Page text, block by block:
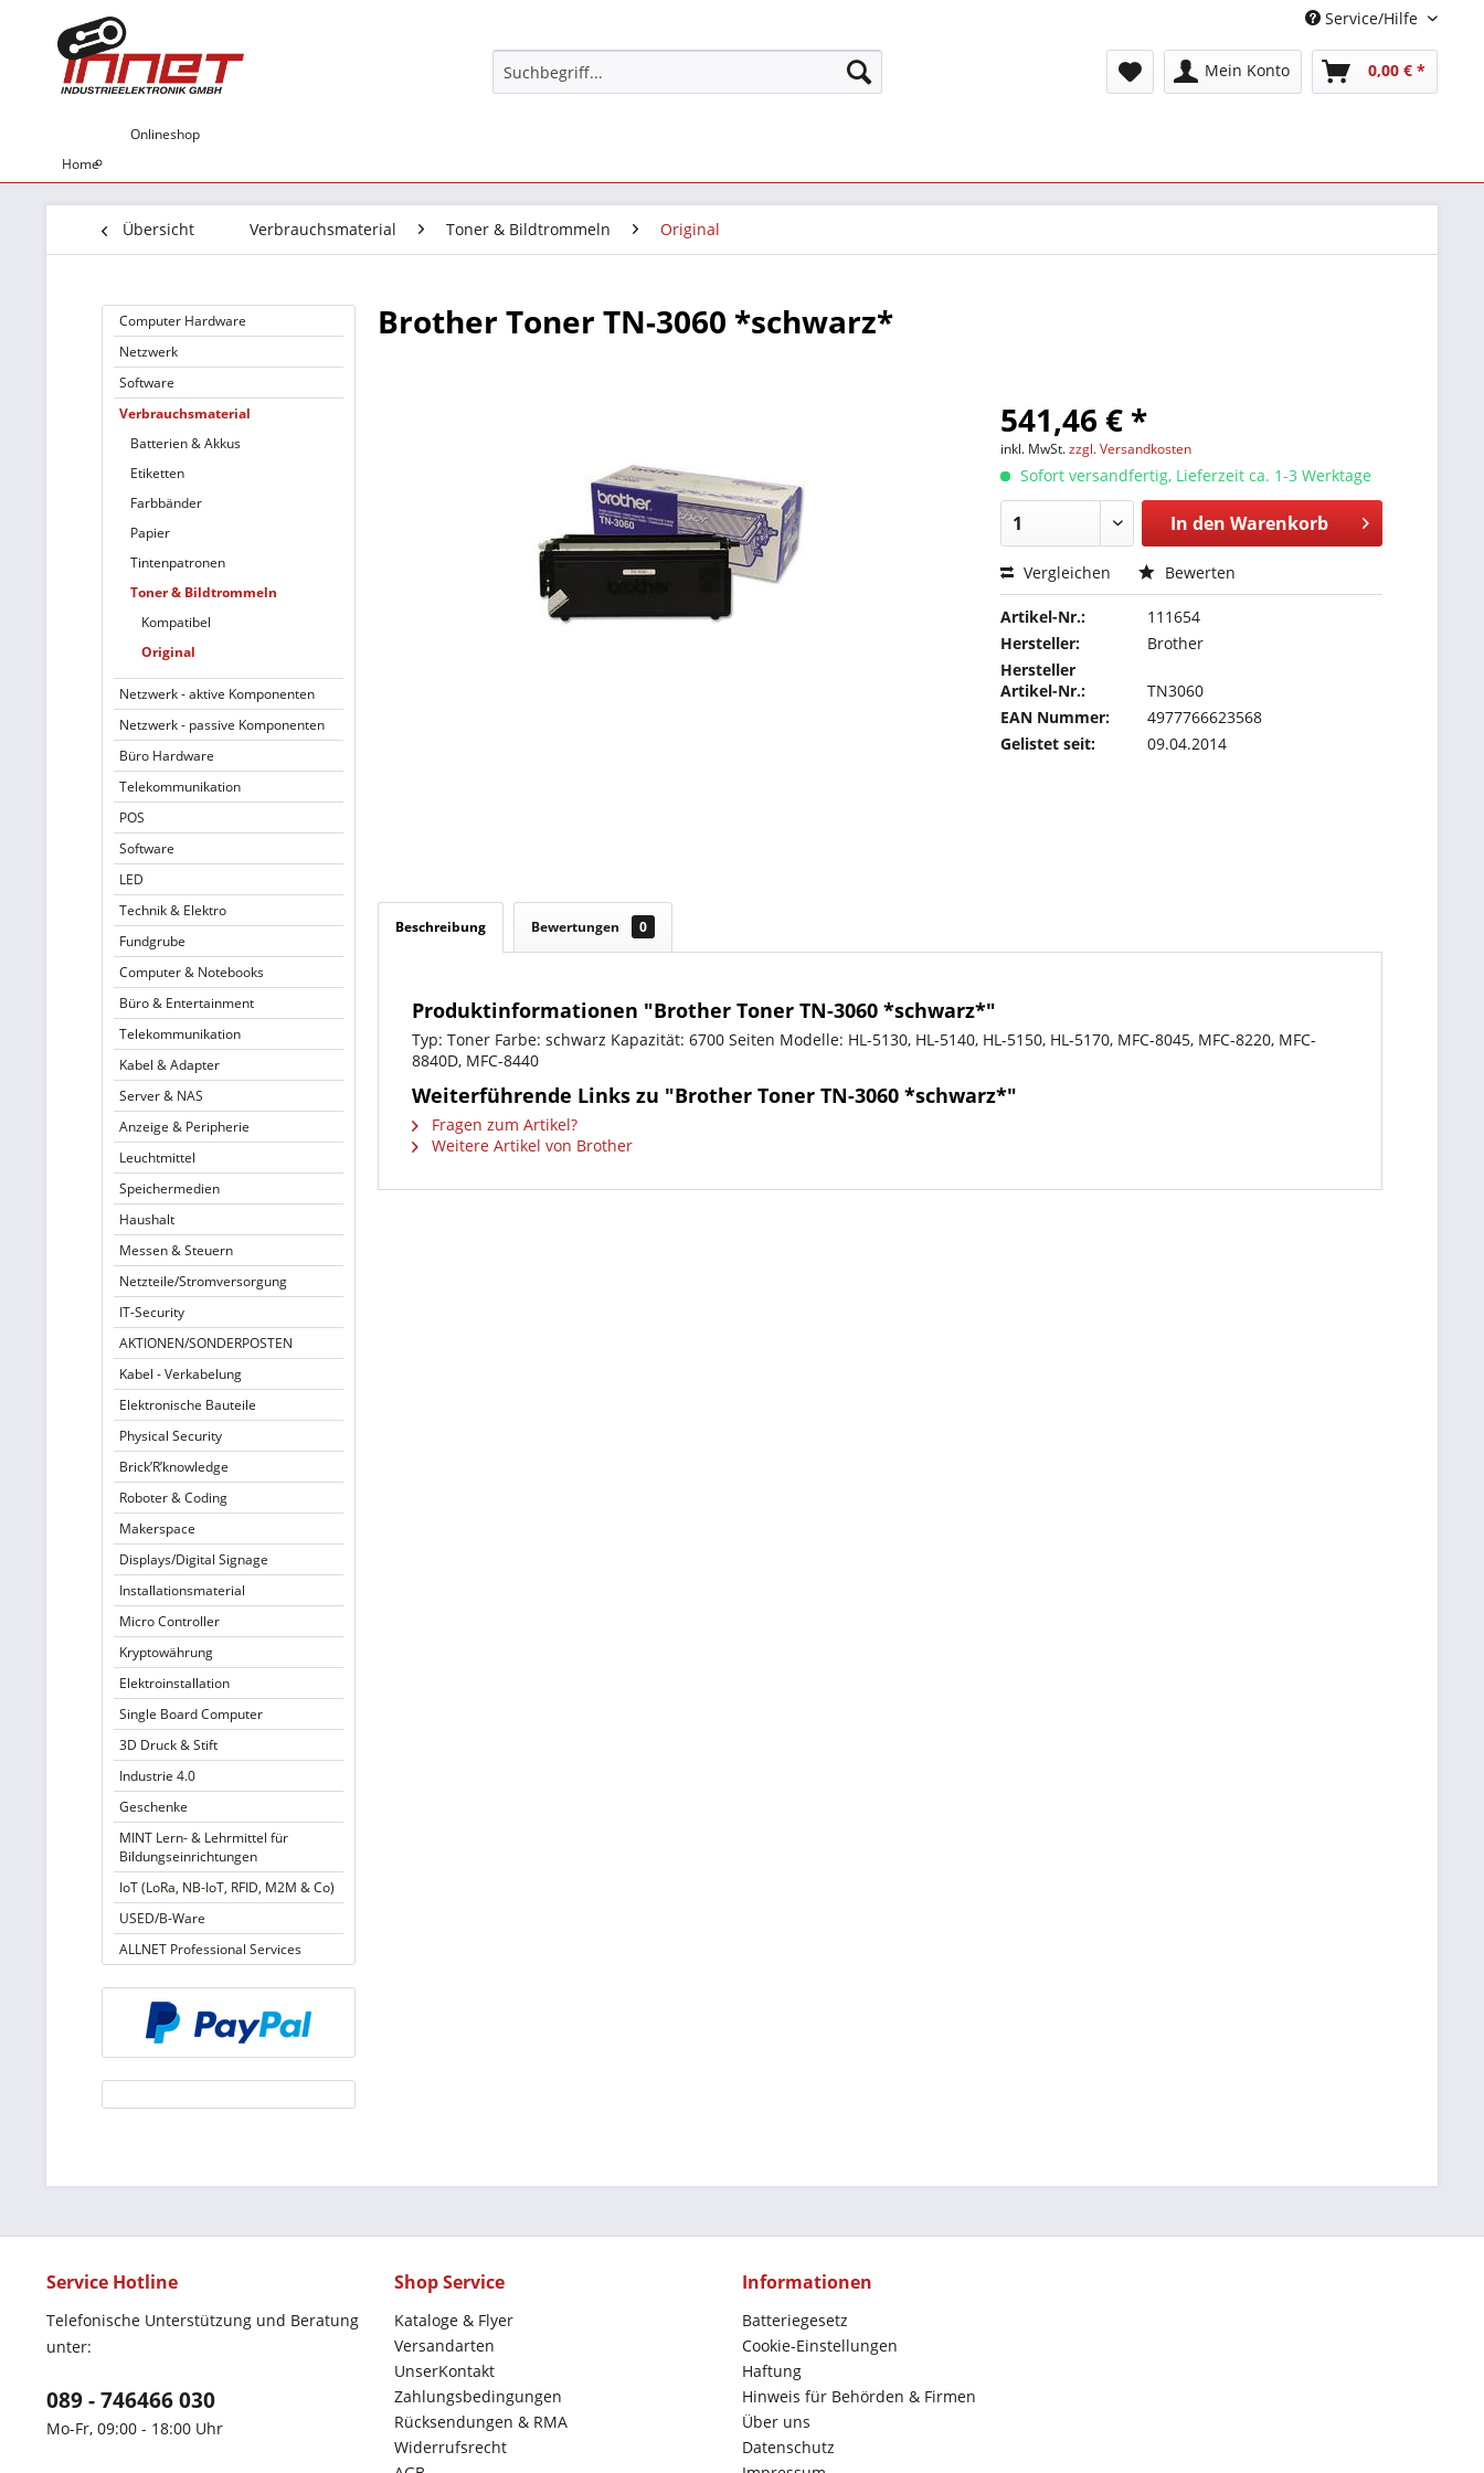
Service/Hilfe
Mein Konto 0,00 € *
Home
Onlineshop
Übersicht Verbrauchsmaterial Toner & Bildtrommeln Original
Computer Hardware
Netzwerk
Software
Verbrauchsmaterial
Batterien & Akkus
Etiketten
Farbbänder
Papier
Tintenpatronen
Toner & Bildtrommeln
Kompatibel
Original
Netzwerk - aktive Komponenten
Netzwerk - passive Komponenten
Büro Hardware
Telekommunikation
POS
Software
LED
Technik & Elektro
Fundgrube
Computer & Notebooks
Büro & Entertainment
Telekommunikation
Kabel & Adapter
Server & NAS
Anzeige & Peripherie
Leuchtmittel
Speichermedien
Haushalt
Messen & Steuern
Netzteile/Stromversorgung
IT-Security
AKTIONEN/SONDERPOSTEN
Kabel - Verkabelung
Elektronische Bauteile
Physical Security
Brick’R’knowledge
Roboter & Coding
Makerspace
Displays/Digital Signage
Installationsmaterial
Micro Controller
Kryptowährung
Elektroinstallation
Single Board Computer
3D Druck & Stift
Industrie 4.0
Geschenke
MINT Lern- & Lehrmittel für
Bildungseinrichtungen
IoT (LoRa, NB-IoT, RFID, M2M & Co)
USED/B-Ware
ALLNET Professional Services
Brother Toner TN-3060 *schwarz*
541,46 € *
inkl. MwSt.zzgl. Versandkosten
Sofort versandfertig, Lieferzeit ca. 1-3 Werktage
In den Warenkorb
Vergleichen Bewerten
Artikel-Nr.:
111654
Hersteller:
Brother
Hersteller
Artikel-Nr.:
TN3060
EAN Nummer:
4977766623568
Gelistet seit:
09.04.2014
Beschreibung Bewertungen 0
Produktinformationen "Brother Toner TN-3060 *schwarz*"
Typ: Toner Farbe: schwarz Kapazität: 6700 Seiten Modelle: HL-5130, HL-5140, HL-5150, HL-5170, MFC-8045, MFC-8220, MFC-
8840D, MFC-8440
Weiterführende Links zu "Brother Toner TN-3060 *schwarz*"
Fragen zum Artikel?
Weitere Artikel von Brother
Service Hotline
Telefonische Unterstützung und Beratung
unter:
089 - 746466 030
Mo-Fr, 09:00 - 18:00 Uhr
Shop Service
Kataloge & Flyer
Versandarten
UnserKontakt
Zahlungsbedingungen
Rücksendungen & RMA
Widerrufsrecht
Informationen
Batteriegesetz
Cookie-Einstellungen
Haftung
Hinweis für Behörden & Firmen
Über uns
Datenschutz